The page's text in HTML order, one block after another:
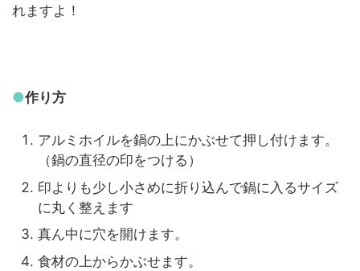
れますよ！
●作り方
アルミホイルを鍋の上にかぶせて押し付けます。
（鍋の直径の印をつける）
印よりも少し小さめに折り込んで鍋に入るサイズ
に丸く整えます
真ん中に穴を開けます。
食材の上からかぶせます。